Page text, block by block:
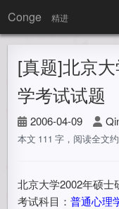
Conge 精进
[真题]北京
学考试试题
2006-04-09
本文 111 字，阅读全文
北京大学2002年硕士
考试科目：普通心理